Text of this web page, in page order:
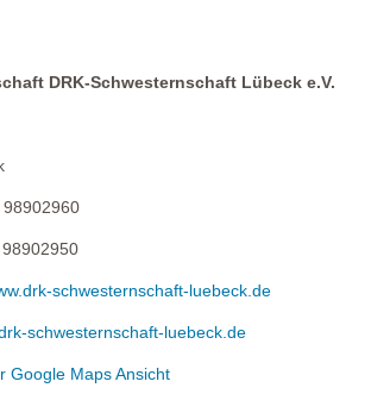
DRK-Schwesternschaft Lübeck e.V.
schwesternschaft-luebeck.de
schwesternschaft-luebeck.de
Google Maps Ansicht